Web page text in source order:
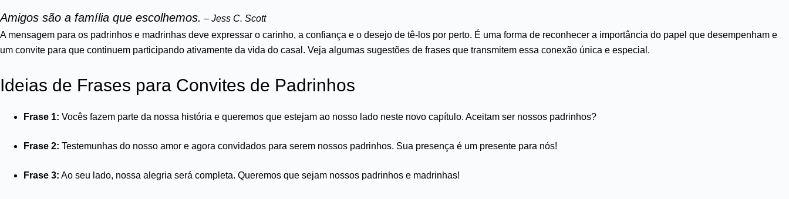
Amigos são a família que escolhemos. – Jess C. Scott
A mensagem para os padrinhos e madrinhas deve expressar o carinho, a confiança e o desejo de tê-los por perto. É uma forma de reconhecer a importância do papel que desempenham e
um convite para que continuem participando ativamente da vida do casal. Veja algumas sugestões de frases que transmitem essa conexão única e especial.
Ideias de Frases para Convites de Padrinhos
Frase 1: Vocês fazem parte da nossa história e queremos que estejam ao nosso lado neste novo capítulo. Aceitam ser nossos padrinhos?
Frase 2: Testemunhas do nosso amor e agora convidados para serem nossos padrinhos. Sua presença é um presente para nós!
Frase 3: Ao seu lado, nossa alegria será completa. Queremos que sejam nossos padrinhos e madrinhas!